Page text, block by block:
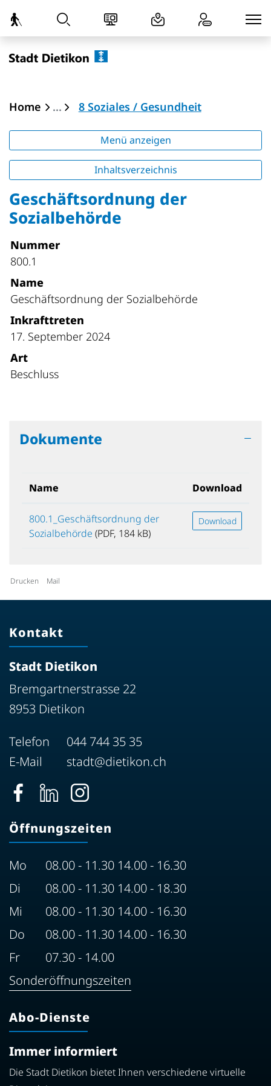
zur Startseite
Direkt zur Hauptnavigation
Direkt zum Inhalt
Direkt zur Suche
Direkt zum Stichwortverzeichnis
Dietikon
Home 8 Soziales / Gesundheit(ausgewählt)
Menü anzeigen
Inhaltsverzeichnis
Geschäftsordnung der
Sozialbehörde
Nummer
800.1
Name
Geschäftsordnung der Sozialbehörde
Inkrafttreten
17. September 2024
Art
Beschluss
Dokumente
Name Download
800.1_Geschäftsordnung der
Sozialbehörde (PDF, 184 kB)
Download
Drucken Mail
Kontakt
Stadt Dietikon
Bremgartnerstrasse 22
8953 Dietikon
Telefon
044 744 35 35
E-Mail
stadt@dietikon.ch
Öffnungszeiten
Mo
08.00 - 11.30 14.00 - 16.30
Di
08.00 - 11.30 14.00 - 18.30
Mi
08.00 - 11.30 14.00 - 16.30
Do
08.00 - 11.30 14.00 - 16.30
Fr
07.30 - 14.00
Sonderöffnungszeiten
Abo-Dienste
Immer informiert
Die Stadt Dietikon bietet Ihnen verschiedene virtuelle